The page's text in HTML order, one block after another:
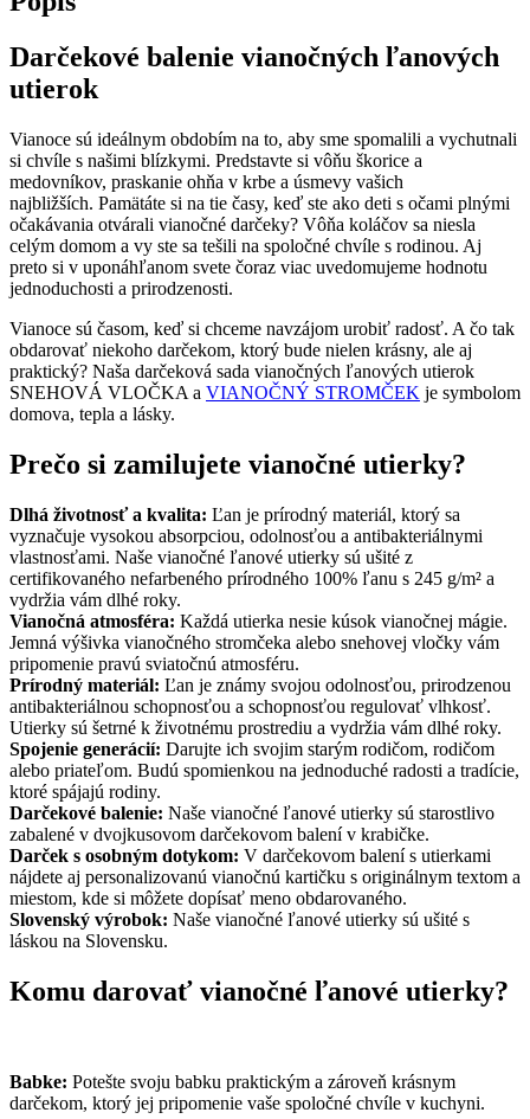
Darčekové balenie vianočných ľanových
utierok
Vianoce sú ideálnym obdobím na to, aby sme spomalili a vychutnali
si chvíle s našimi blízkymi. Predstavte si vôňu škorice a
medovníkov, praskanie ohňa v krbe a úsmevy vašich
najbližších. Pamätáte si na tie časy, keď ste ako deti s očami plnými
očakávania otvárali vianočné darčeky? Vôňa koláčov sa niesla
celým domom a vy ste sa tešili na spoločné chvíle s rodinou. Aj
preto si v uponáhľanom svete čoraz viac uvedomujeme hodnotu
jednoduchosti a prirodzenosti.
Vianoce sú časom, keď si chceme navzájom urobiť radosť. A čo tak
obdarovať niekoho darčekom, ktorý bude nielen krásny, ale aj
praktický? Naša darčeková sada vianočných ľanových utierok
SNEHOVÁ VLOČKA a VIANOČNÝ STROMČEK je symbolom
domova, tepla a lásky.
Prečo si zamilujete vianočné utierky?
Dlhá životnosťa kvalita: Ľan je prírodný materiál, ktorý sa
vyznačuje vysokou absorpciou, odolnosťou a antibakteriálnymi
vlastnosťami. Naše vianočné ľanové utierky sú ušité z
certifikovaného nefarbeného prírodného 100% ľanu s 245 g/m² a
vydržia vám dlhé roky.
Vianočná atmosféra: Každá utierka nesie kúsok vianočnej mágie.
Jemná výšivka vianočného stromčeka alebo snehovej vločky vám
pripomenie pravú sviatočnú atmosféru.
Prírodný materiál: Ľan je známy svojou odolnosťou, prirodzenou
antibakteriálnou schopnosťou a schopnosťou regulovať vlhkosť.
Utierky sú šetrné k životnému prostrediu a vydržia vám dlhé roky.
Spojenie generácií: Darujte ich svojim starým rodičom, rodičom
alebo priateľom. Budú spomienkou na jednoduché radosti a tradície,
ktoré spájajú rodiny.
Darčekové balenie: Naše vianočné ľanové utierky sú starostlivo
zabalené v dvojkusovom darčekovom balení v krabičke.
Darček s osobným dotykom: V darčekovom balení s utierkami
nájdete aj personalizovanú vianočnú kartičku s originálnym textom a
miestom, kde si môžete dopísať meno obdarovaného.
Slovenský výrobok: Naše vianočné ľanové utierky sú ušité s
láskou na Slovensku.
Komu darovať vianočné ľanové utierky?
Babke: Potešte svoju babku praktickým a zároveň krásnym
darčekom, ktorý jej pripomenie vaše spoločné chvíle v kuchyni.